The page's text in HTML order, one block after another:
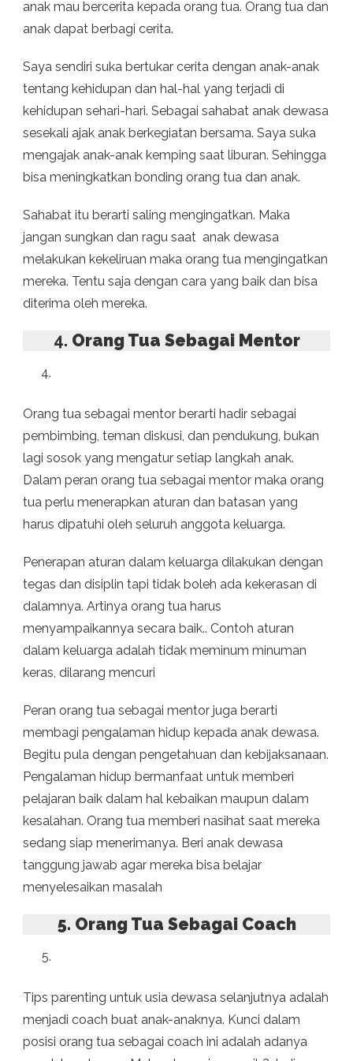
anak mau bercerita kepada orang tua. Orang tua dan
anak dapat berbagi cerita.
Saya sendiri suka bertukar cerita dengan anak-anak
tentang kehidupan dan hal-hal yang terjadi di
kehidupan sehari-hari. Sebagai sahabat anak dewasa
sesekali ajak anak berkegiatan bersama. Saya suka
mengajak anak-anak kemping saat liburan. Sehingga
bisa meningkatkan bonding orang tua dan anak.
Sahabat itu berarti saling mengingatkan. Maka
jangan sungkan dan ragu saat anak dewasa
melakukan kekeliruan maka orang tua mengingatkan
mereka. Tentu saja dengan cara yang baik dan bisa
diterima oleh mereka.
4. Orang Tua Sebagai Mentor
Orang tua sebagai mentor berarti hadir sebagai
pembimbing, teman diskusi, dan pendukung, bukan
lagi sosok yang mengatur setiap langkah anak.
Dalam peran orang tua sebagai mentor maka orang
tua perlu menerapkan aturan dan batasan yang
harus dipatuhi oleh seluruh anggota keluarga.
Penerapan aturan dalam keluarga dilakukan dengan
tegas dan disiplin tapi tidak boleh ada kekerasan di
dalamnya. Artinya orang tua harus
menyampaikannya secara baik.. Contoh aturan
dalam keluarga adalah tidak meminum minuman
keras, dilarang mencuri
Peran orang tua sebagai mentor juga berarti
membagi pengalaman hidup kepada anak dewasa.
Begitu pula dengan pengetahuan dan kebijaksanaan.
Pengalaman hidup bermanfaat untuk memberi
pelajaran baik dalam hal kebaikan maupun dalam
kesalahan. Orang tua memberi nasihat saat mereka
sedang siap menerimanya. Beri anak dewasa
tanggung jawab agar mereka bisa belajar
menyelesaikan masalah
5. Orang Tua Sebagai Coach
Tips parenting untuk usia dewasa selanjutnya adalah
menjadi coach buat anak-anaknya. Kunci dalam
posisi orang tua sebagai coach ini adalah adanya